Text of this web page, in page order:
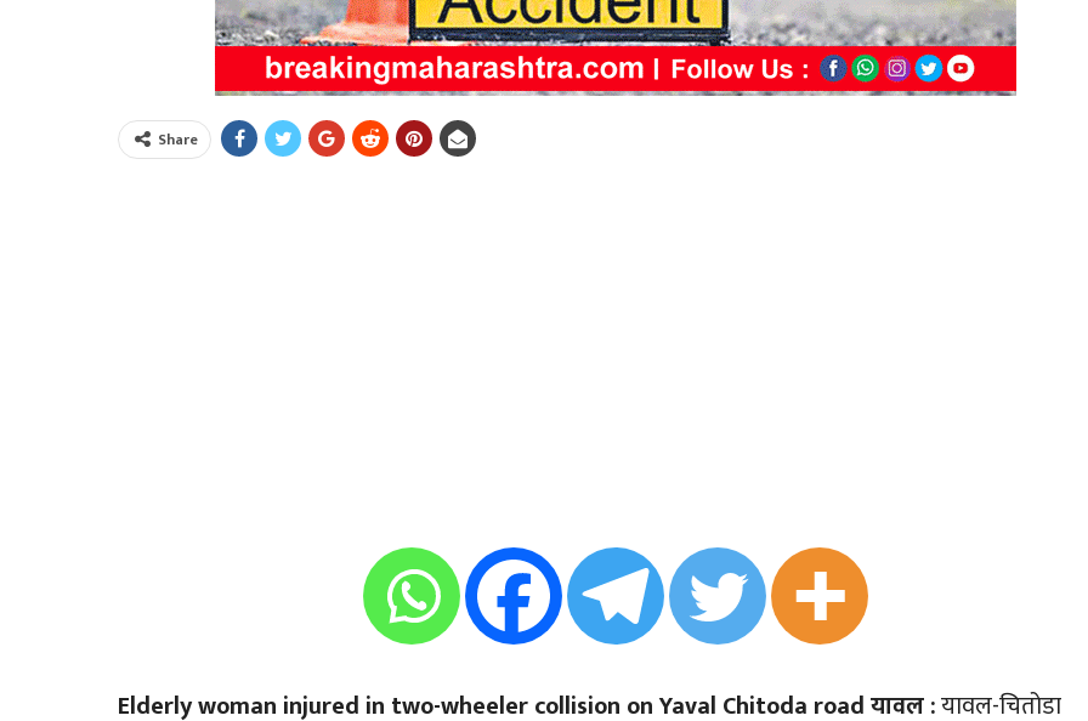
Share
Elderly woman injured in two-wheeler collision on Yaval Chitoda road यावल :यावल-चितोडा